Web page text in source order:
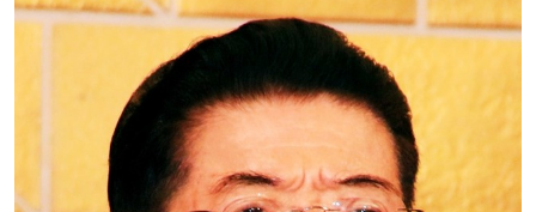
ショッピング その他